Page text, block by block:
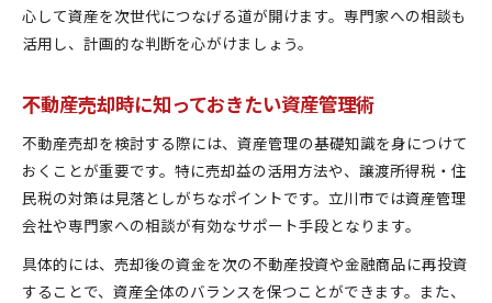
心して資産を次世代につなげる道が開けます。専門家への相談も
活用し、計画的な判断を心がけましょう。
不動産売却時に知っておきたい資産管理術
不動産売却を検討する際には、資産管理の基礎知識を身につけて
おくことが重要です。特に売却益の活用方法や、譲渡所得税・住
民税の対策は見落としがちなポイントです。立川市では資産管理
会社や専門家への相談が有効なサポート手段となります。
具体的には、売却後の資金を次の不動産投資や金融商品に再投資
することで、資産全体のバランスを保つことができます。また、